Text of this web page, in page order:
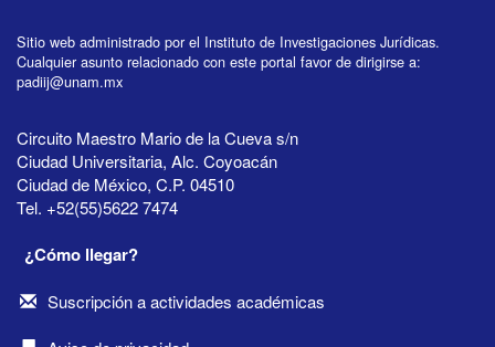
Sitio web administrado por el Instituto de Investigaciones Jurídicas.
Cualquier asunto relacionado con este portal favor de dirigirse a:
padiij@unam.mx
Circuito Maestro Mario de la Cueva s/n
Ciudad Universitaria, Alc. Coyoacán
Ciudad de México, C.P. 04510
Tel. +52(55)5622 7474
¿Cómo llegar?
Suscripción a actividades académicas